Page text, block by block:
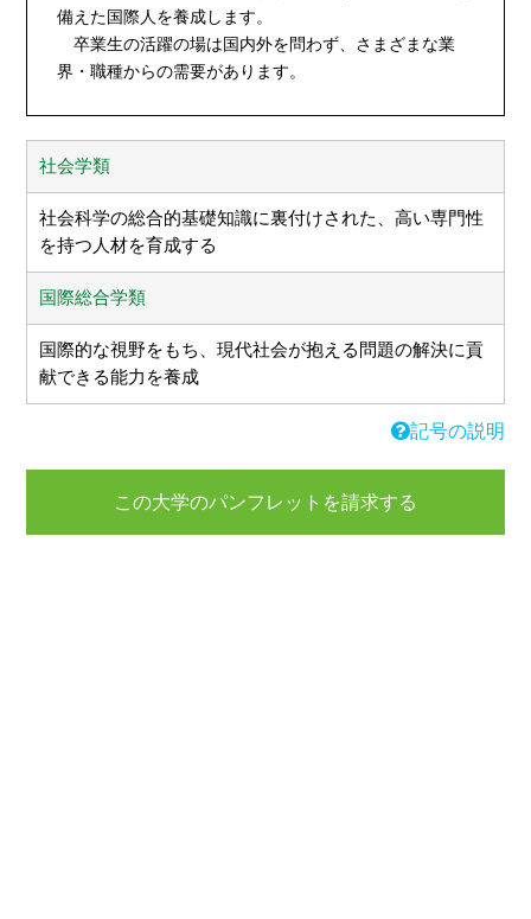
備えた国際人を養成します。
卒業生の活躍の場は国内外を問わず、さまざまな業
界・職種からの需要があります。
社会学類
社会科学の総合的基礎知識に裏付けされた、高い専門性
を持つ人材を育成する
国際総合学類
国際的な視野をもち、現代社会が抱える問題の解決に貢
献できる能力を養成
記号の説明
この大学のパンフレットを請求する